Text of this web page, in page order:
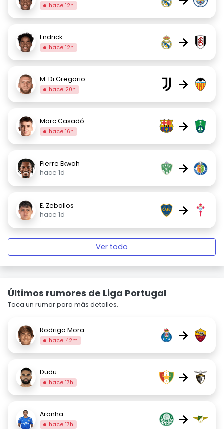
hace 12h
Endrick
hace 12h →
M. Di Gregorio
hace 20h →
Marc Casadó
hace 16h →
Pierre Ekwah
hace 1d
→
E. Zeballos
hace 1d
→
Ver todo
Últimos rumores de Liga Portugal
Toca un rumor para más detalles.
Rodrigo Mora
hace 42m →
Dudu
hace 17h →
Aranha
hace 17h →